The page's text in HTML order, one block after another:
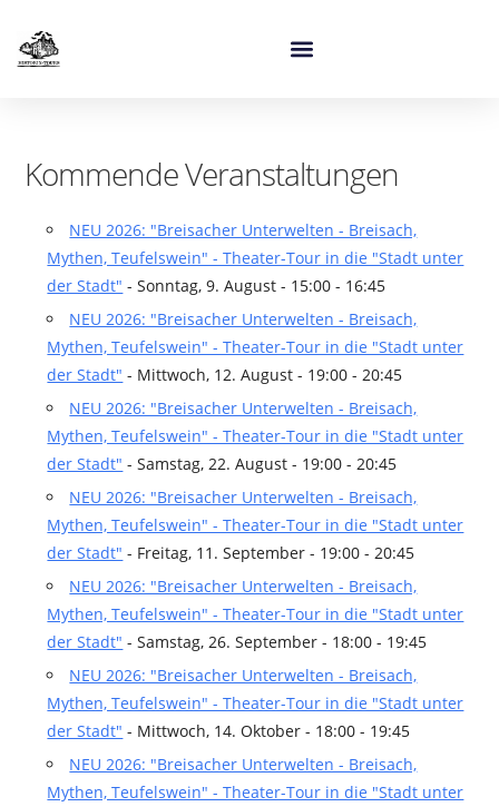
Kommende Veranstaltungen
NEU 2026: "Breisacher Unterwelten - Breisach,
Mythen, Teufelswein" - Theater-Tour in die "Stadt unter
der Stadt" - Sonntag, 9. August - 15:00 - 16:45
NEU 2026: "Breisacher Unterwelten - Breisach,
Mythen, Teufelswein" - Theater-Tour in die "Stadt unter
der Stadt" - Mittwoch, 12. August - 19:00 - 20:45
NEU 2026: "Breisacher Unterwelten - Breisach,
Mythen, Teufelswein" - Theater-Tour in die "Stadt unter
der Stadt" - Samstag, 22. August - 19:00 - 20:45
NEU 2026: "Breisacher Unterwelten - Breisach,
Mythen, Teufelswein" - Theater-Tour in die "Stadt unter
der Stadt" - Freitag, 11. September - 19:00 - 20:45
NEU 2026: "Breisacher Unterwelten - Breisach,
Mythen, Teufelswein" - Theater-Tour in die "Stadt unter
der Stadt" - Samstag, 26. September - 18:00 - 19:45
NEU 2026: "Breisacher Unterwelten - Breisach,
Mythen, Teufelswein" - Theater-Tour in die "Stadt unter
der Stadt" - Mittwoch, 14. Oktober - 18:00 - 19:45
NEU 2026: "Breisacher Unterwelten - Breisach,
Mythen, Teufelswein" - Theater-Tour in die "Stadt unter